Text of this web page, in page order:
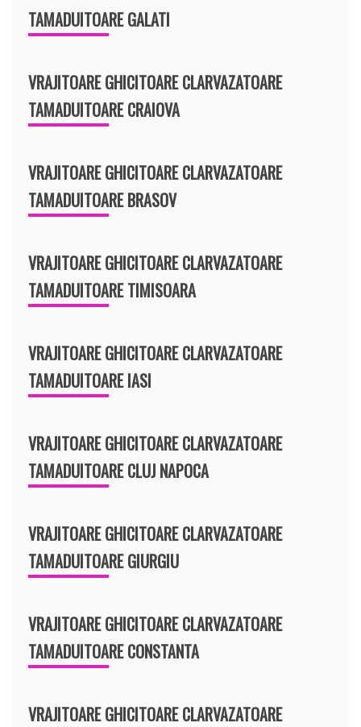
TAMADUITOARE GALATI
VRAJITOARE GHICITOARE CLARVAZATOARE
TAMADUITOARE CRAIOVA
VRAJITOARE GHICITOARE CLARVAZATOARE
TAMADUITOARE BRASOV
VRAJITOARE GHICITOARE CLARVAZATOARE
TAMADUITOARE TIMISOARA
VRAJITOARE GHICITOARE CLARVAZATOARE
TAMADUITOARE IASI
VRAJITOARE GHICITOARE CLARVAZATOARE
TAMADUITOARE CLUJ NAPOCA
VRAJITOARE GHICITOARE CLARVAZATOARE
TAMADUITOARE GIURGIU
VRAJITOARE GHICITOARE CLARVAZATOARE
TAMADUITOARE CONSTANTA
VRAJITOARE GHICITOARE CLARVAZATOARE